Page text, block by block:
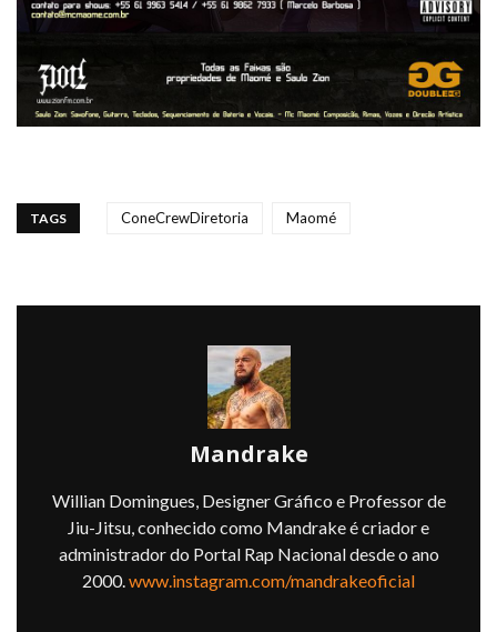
TAGS ConeCrewDiretoria Maomé
Mandrake
Willian Domingues, Designer Gráfico e Professor de
Jiu-Jitsu, conhecido como Mandrake é criador e
administrador do Portal Rap Nacional desde o ano
2000.www.instagram.com/mandrakeoficial